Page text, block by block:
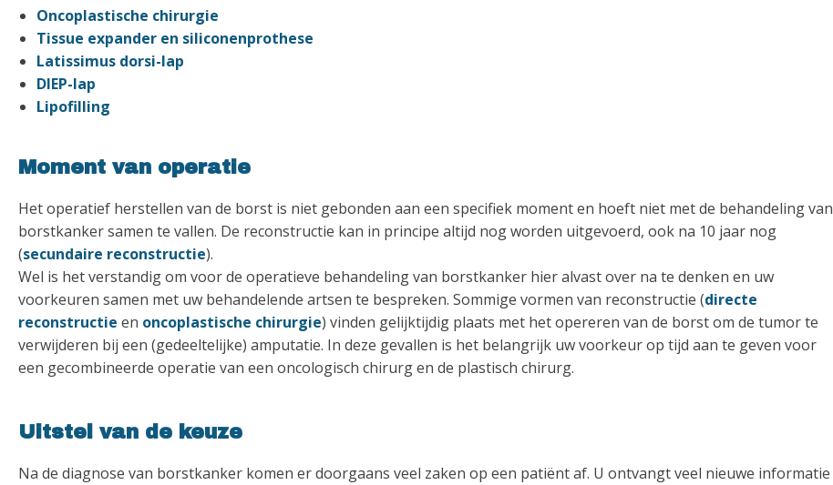
Oncoplastische chirurgie
Tissue expander en siliconenprothese
Latissimus dorsi-lap
DIEP-lap
Lipofilling
Moment van operatie
Het operatief herstellen van de borst is niet gebonden aan een specifiek moment en hoeft niet met de behandeling van
borstkanker samen te vallen. De reconstructie kan in principe altijd nog worden uitgevoerd, ook na 10 jaar nog
(secundaire reconstructie).
Wel is het verstandig om voor de operatieve behandeling van borstkanker hier alvast over na te denken en uw
voorkeuren samen met uw behandelende artsen te bespreken. Sommige vormen van reconstructie (directe
reconstructie en oncoplastische chirurgie) vinden gelijktijdig plaats met het opereren van de borst om de tumor te
verwijderen bij een (gedeeltelijke) amputatie. In deze gevallen is het belangrijk uw voorkeur op tijd aan te geven voor
een gecombineerde operatie van een oncologisch chirurg en de plastisch chirurg.
Uitstel van de keuze
Na de diagnose van borstkanker komen er doorgaans veel zaken op een patiënt af. U ontvangt veel nieuwe informatie